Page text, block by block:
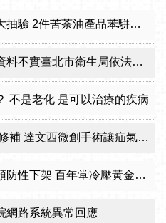
茶油產品苯駢芘超標 前已要求預防性下架
衛生局依法重罰300萬元 續查苦茶油及原料下游
不是老化 是可以治療的疾病
文西微創手術讓疝氣治療更精準
下架 百年堂冷壓黃金苦茶油產品
網路系統異常回應